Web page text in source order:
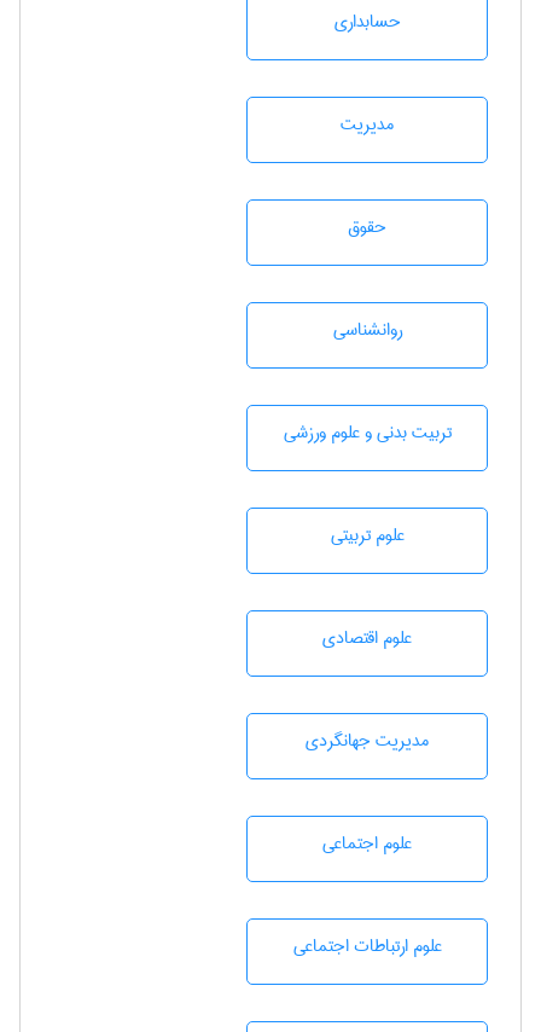
حسابداری
مديريت
حقوق
روانشناسی
تربيت بدنی و علوم ورزشی
علوم تربيتی
علوم اقتصادی
مديريت جهانگردی
علوم اجتماعی
علوم ارتباطات اجتماعی